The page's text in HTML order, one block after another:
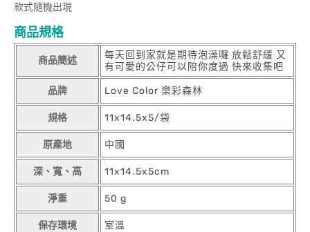
款式隨機出現
商品規格
商品簡述
每天回到家就是期待泡澡囉 放鬆舒緩 又
有可愛的公仔可以陪你度過 快來收集吧
品牌 Love Color 樂彩森林
規格 11x14.5x5/袋
原產地 中國
深、寬、高 11x14.5x5cm
淨重 50 g
保存環境 室溫